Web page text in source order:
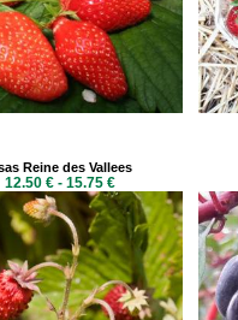
Reine des Vallees
12.50 € - 15.75 €